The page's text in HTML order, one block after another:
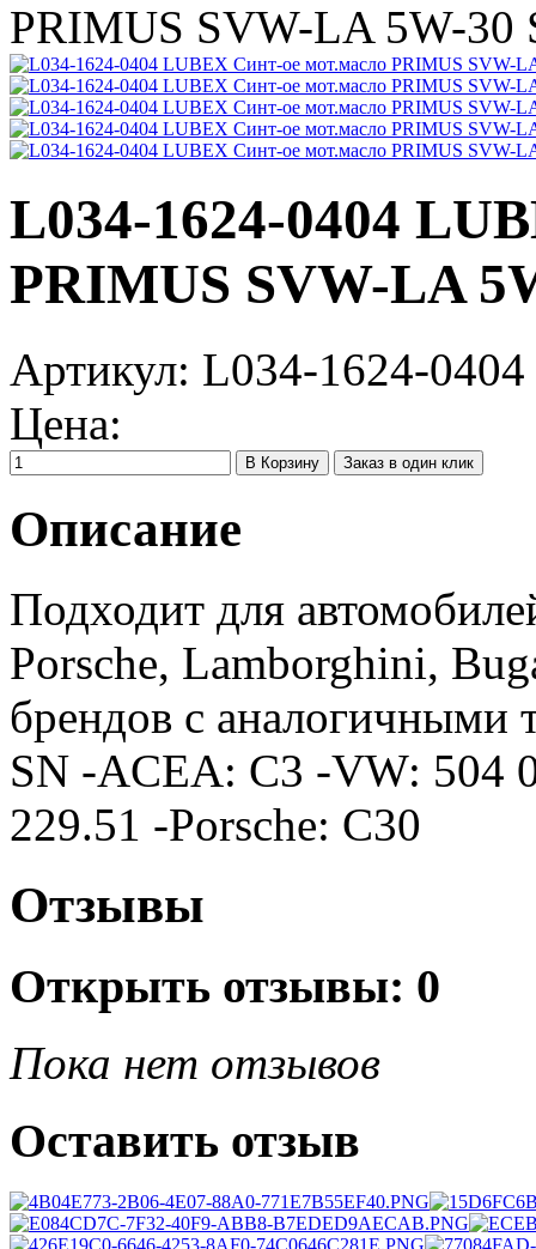
PRIMUS SVW-LA 5W-30
L034-1624-0404
PRIMUS SVW-LA
Артикул: L034-1624-0404
Цена:
Заказ в один клик
Описание
Подходит для
Porsche, Lamborghini,
брендов с
SN -ACEA: C3 -VW: 504
229.51 -Porsche: C30
Отзывы
Открыть отзывы: 0
Пока нет отзывов
Оставить отзыв